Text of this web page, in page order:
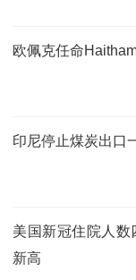
欧佩克任命
印尼停止煤炭出口
美国新冠住院人
新高